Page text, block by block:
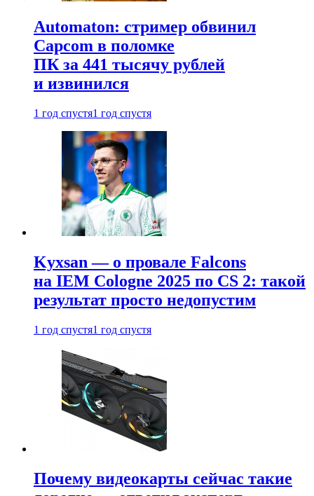
Automaton: стример обвинил
Capcom в поломке
ПК за 441 тысячу рублей
и извинился
1 год спустя1 год спустя
Kyxsan — о провале Falcons
на IEM Cologne 2025 по CS 2: такой
результат просто недопустим
1 год спустя1 год спустя
Почему видеокарты сейчас такие